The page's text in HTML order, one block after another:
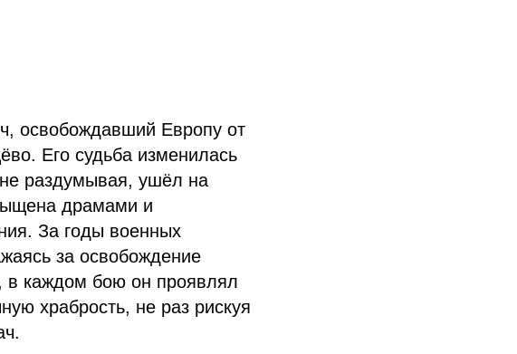
освобождавший Европу от
Его судьба изменилась
раздумывая, ушёл на
драмами и
За годы военных
за освобождение
в каждом бою он проявлял
храбрость, не раз рискуя